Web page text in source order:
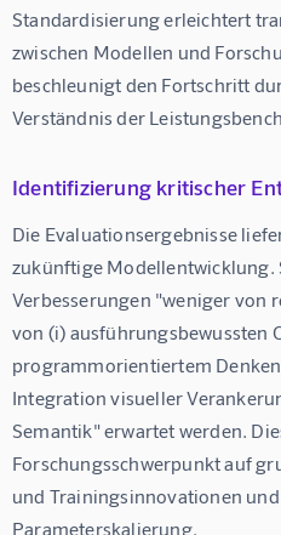
Standardisierung erleichtert
zwischen Modellen und
beschleunigt den Fortschritt
Verständnis der
Identifizierung kritischer
Die Evaluationsergebnisse
zukünftige Modellentwicklung.
Verbesserungen "weniger von
von (i) ausführungsbewussten
programmorientiertem
Integration visueller
Semantik" erwartet werden.
Forschungsschwerpunkt auf
und Trainingsinnovationen
Parameterskalierung.